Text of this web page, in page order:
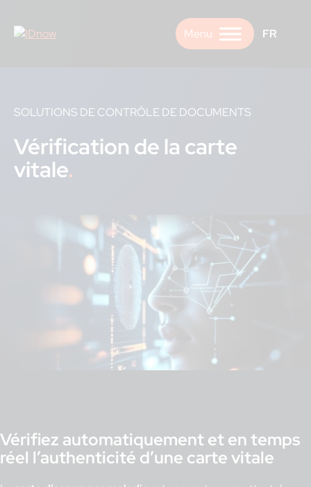
content
FR
SOLUTIONS DE CONTRÔLE DE DOCUMENTS
Vérification de la carte
vitale.
Vérifiez automatiquement et en temps
réel l’authenticité d’une carte vitale